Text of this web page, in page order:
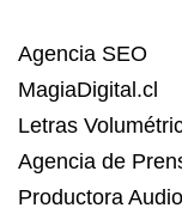
Agencia SEO
MagiaDigital.cl
Letras
Agencia de
Productora